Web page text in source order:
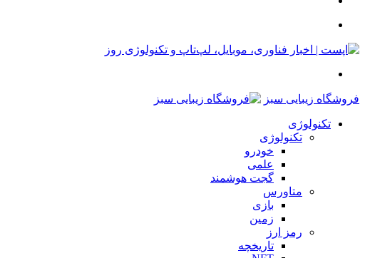
فروشگاه زیبایی سبز
تکنولوژی
تکنولوژی
خودرو
علمی
گجت هوشمند
متاورس
بازی
زمین
رمز ارز
تاریخچه